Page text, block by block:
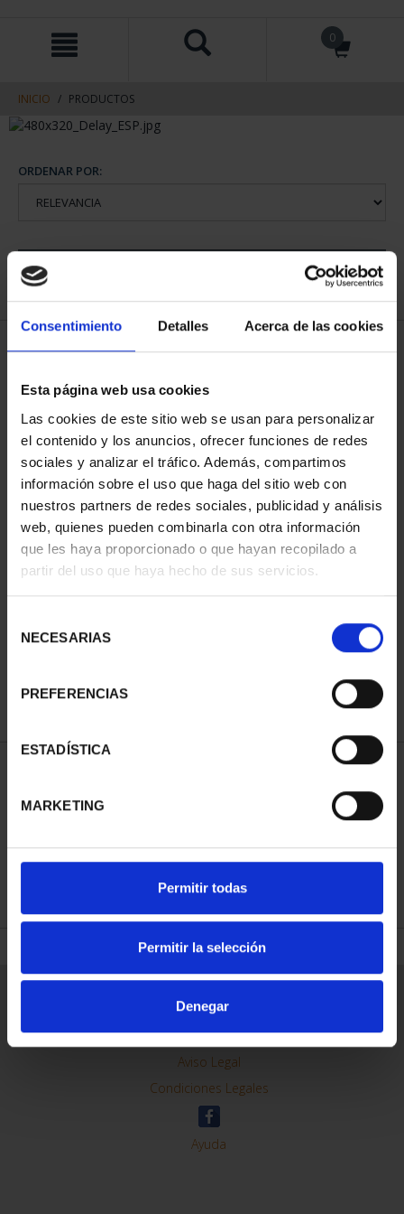
Consentimiento Detalles Acerca de las cookies
Esta página web usa cookies
Las cookies de este sitio web se usan para personalizar
el contenido y los anuncios, ofrecer funciones de redes
sociales y analizar el tráfico. Además, compartimos
información sobre el uso que haga del sitio web con
nuestros partners de redes sociales, publicidad y análisis
web, quienes pueden combinarla con otra información
que les haya proporcionado o que hayan recopilado a
partir del uso que haya hecho de sus servicios.
NECESARIAS
PREFERENCIAS
ESTADÍSTICA
MARKETING
Permitir todas
Permitir la selección
Denegar
contenido
navegacin
0
INICIO PRODUCTOS
ORDENAR POR:
1 Productos encontrados
73,00 €
REFINAR
Contacto
Preguntas Frequentes (FAQs)
Aviso Legal
Condiciones Legales
Ayuda